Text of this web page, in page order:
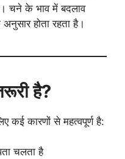
चने के भाव में बदलाव
होता रहता है।
है?
कई कारणों से महत्वपूर्ण है:
चलता है